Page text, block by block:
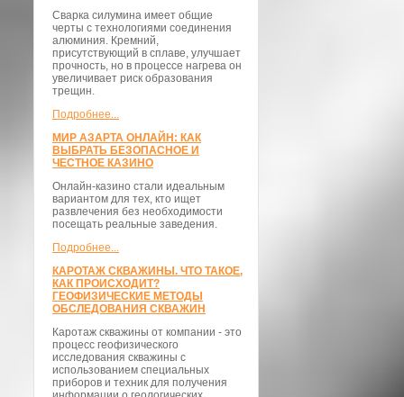
Сварка силумина имеет общие
черты с технологиями соединения
алюминия. Кремний,
присутствующий в сплаве, улучшает
прочность, но в процессе нагрева он
увеличивает риск образования
трещин.
Подробнее...
МИР АЗАРТА ОНЛАЙН: КАК
ВЫБРАТЬ БЕЗОПАСНОЕ И
ЧЕСТНОЕ КАЗИНО
Онлайн-казино стали идеальным
вариантом для тех, кто ищет
развлечения без необходимости
посещать реальные заведения.
Подробнее...
КАРОТАЖ СКВАЖИНЫ. ЧТО ТАКОЕ,
КАК ПРОИСХОДИТ?
ГЕОФИЗИЧЕСКИЕ МЕТОДЫ
ОБСЛЕДОВАНИЯ СКВАЖИН
Каротаж скважины от компании - это
процесс геофизического
исследования скважины с
использованием специальных
приборов и техник для получения